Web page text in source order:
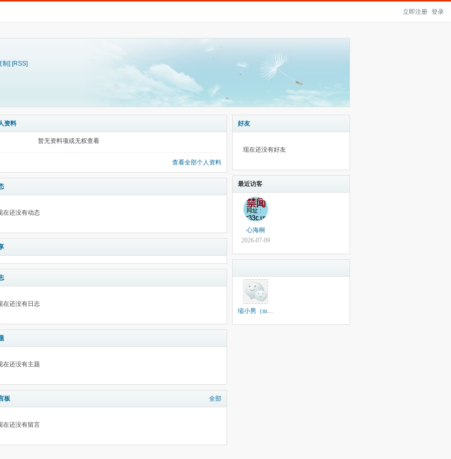
立即注册 登录
制] [RSS]
资料
暂无资料项或无权查看
查看全部个人资料
在还没有动态
在还没有日志
在还没有主题
板 全部
在还没有留言
好友
现在还没有好友
最近访客
心海桐
2026-07-09
缩小男（minikin级）